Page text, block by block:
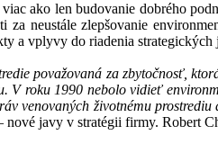
ako len budovanie dobrého
za neustále zlepšovanie
a vplyvy do riadenia
považovaná za zbytočnosť,
V roku 1990 nebolo vidieť
venovaných životnému
nové javy v stratégii firmy. Robert